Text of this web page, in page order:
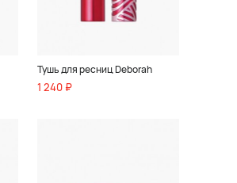
Тушь для ресниц Deborah
1 240 ₽